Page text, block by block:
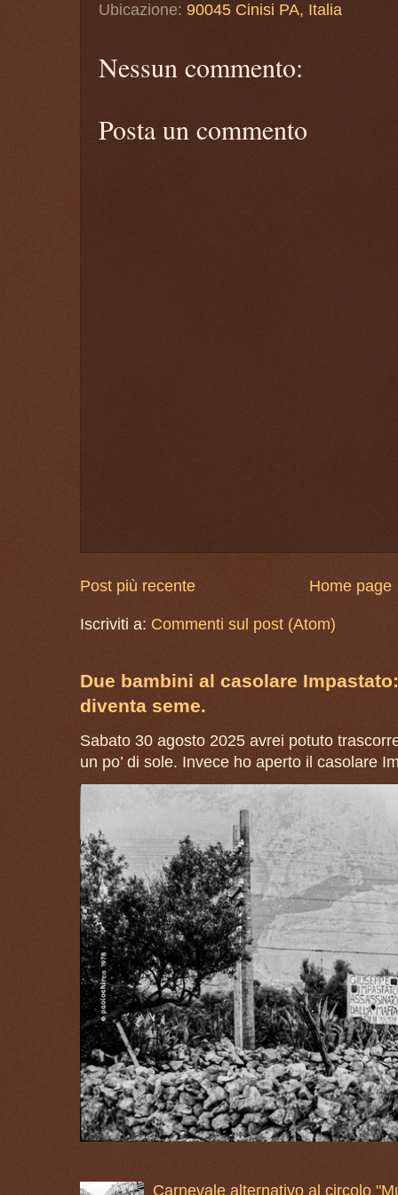
Ubicazione: 90045 Cinisi PA, Italia
Nessun commento:
Posta un commento
Post più recente Home page
Iscriviti a: Commenti sul post (Atom)
Due bambini al casolare
diventa seme.
Sabato 30 agosto 2025 avrei potuto
un po’ di sole. Invece ho aperto il casolare
Carnevale alternativo al circolo